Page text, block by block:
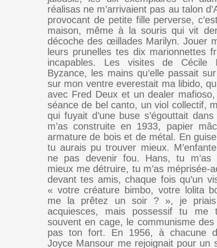
réalisas ne m’arrivaient pas au talon
provocant de petite fille perverse,
maison, même à la souris qui vit
décoche des œillades Marilyn. Jouer
leurs prunelles tes dix marionnettes
incapables. Les visites de Cécile
Byzance, les mains qu’elle passait
sur mon ventre everestait ma libido,
avec Fred Deux et un dealer mafioso,
séance de bel canto, un viol collectif,
qui fuyait d’une buse s’égouttait
m’as construite en 1933, papier
armature de bois et de métal. En
tu aurais pu trouver mieux.
ne pas devenir fou. Hans, tu m’as
mieux me détruire, tu m’as méprisée-
devant tes amis, chaque fois qu’un
« votre créature bimbo, votre lolita
me la prêtez un soir ? », je
acquiesces, mais possessif tu me
souvent en cage, le communisme des
pas ton fort. En 1956, à chacune
Joyce Mansour me rejoignait pour un